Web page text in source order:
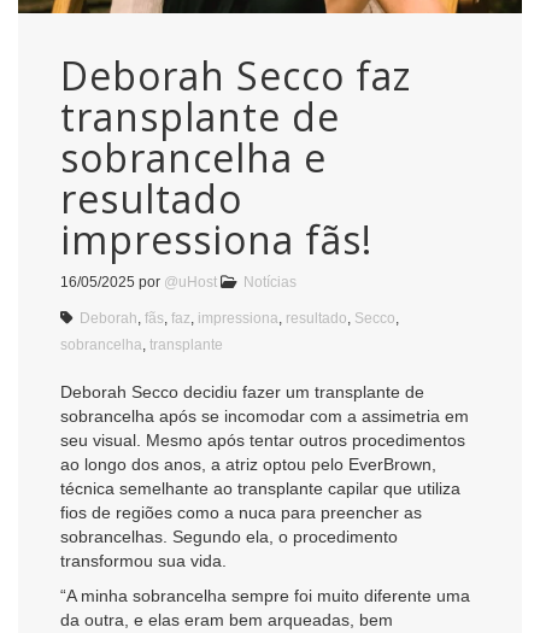
Deborah Secco faz
transplante de
sobrancelha e
resultado
impressiona fãs!
16/05/2025 por @uHost Notícias
Deborah fãs faz impressiona resultado Secco
sobrancelha transplante
Deborah Secco decidiu fazer um transplante de
sobrancelha após se incomodar com a assimetria em
seu visual. Mesmo após tentar outros procedimentos
ao longo dos anos, a atriz optou pelo EverBrown,
técnica semelhante ao transplante capilar que utiliza
fios de regiões como a nuca para preencher as
sobrancelhas. Segundo ela, o procedimento
transformou sua vida.
“A minha sobrancelha sempre foi muito diferente uma
da outra, e elas eram bem arqueadas, bem